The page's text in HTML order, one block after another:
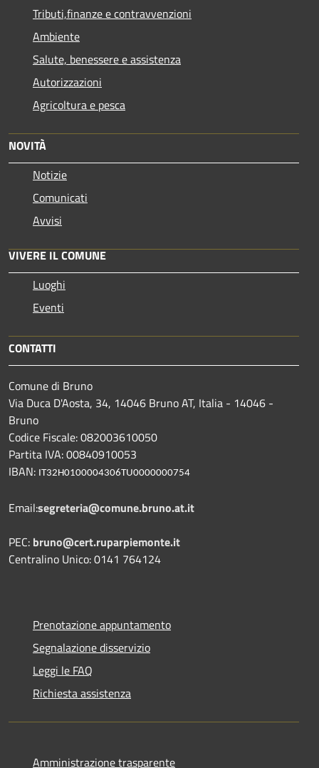
Tributi,finanze e contravvenzioni
Ambiente
Salute, benessere e assistenza
Autorizzazioni
Agricoltura e pesca
NOVITÀ
Notizie
Comunicati
Avvisi
VIVERE IL COMUNE
Luoghi
Eventi
CONTATTI
Comune di Bruno
Via Duca D'Aosta, 34, 14046 Bruno AT, Italia - 14046 -
Bruno
Codice Fiscale: 082003610050
Partita IVA: 00840910053
IBAN: IT32H0100004306TU0000000754
Email:segreteria@comune.bruno.at.it
PEC: bruno@cert.ruparpiemonte.it
Centralino Unico: 0141 764124
Prenotazione appuntamento
Segnalazione disservizio
Leggi le FAQ
Richiesta assistenza
Amministrazione trasparente